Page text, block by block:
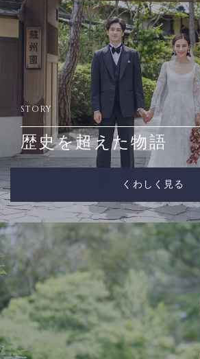
STORY
歴史を超えた物語
くわしく見る